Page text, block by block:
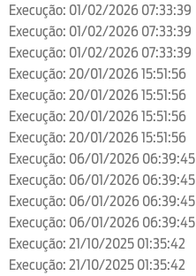
Execução: 01/02/2026 07:33:39
Execução: 01/02/2026 07:33:39
Execução: 01/02/2026 07:33:39
Execução: 20/01/2026 15:51:56
Execução: 20/01/2026 15:51:56
Execução: 20/01/2026 15:51:56
Execução: 20/01/2026 15:51:56
Execução: 06/01/2026 06:39:45
Execução: 06/01/2026 06:39:45
Execução: 06/01/2026 06:39:45
Execução: 06/01/2026 06:39:45
Execução: 21/10/2025 01:35:42
Execução: 21/10/2025 01:35:42